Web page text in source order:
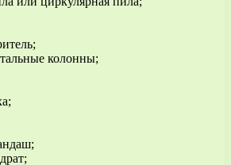
колонны;